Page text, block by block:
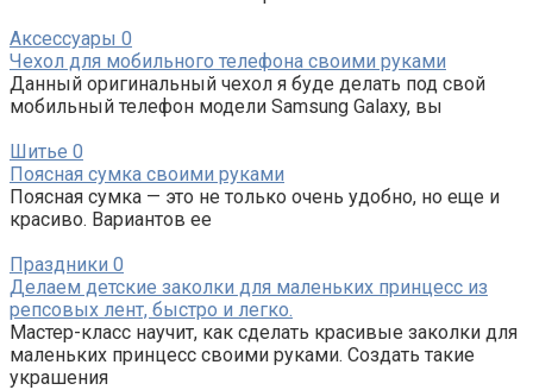
Аксессуары 0
Чехол для мобильного телефона своими руками
Данный оригинальный чехол я буде делать под свой
мобильный телефон модели Samsung Galaxy, вы
Шитье 0
Поясная сумка своими руками
Поясная сумка — это не только очень удобно, но еще и
красиво. Вариантов ее
Праздники 0
Делаем детские заколки для маленьких принцесс из
репсовых лент, быстро и легко.
Мастер-класс научит, как сделать красивые заколки для
маленьких принцесс своими руками. Создать такие
украшения